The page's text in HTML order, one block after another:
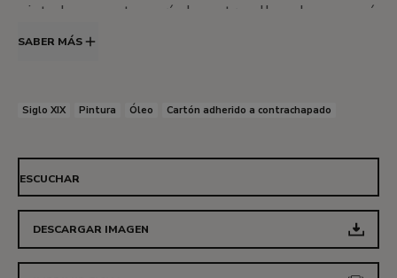
pintados en este período, entre ellos el que aquí
se comenta, parecen haber sido llevados a cabo al
embargo, no es naturalista. La intensa luz solar,
gradualmente hasta un punto de incandescencia
en el que se opera una mutación, y el tono local
se trasforma en color subjetivo». De hecho las
obras pintadas por Matisse durante este período
son generalmente descritas como «protofauves»,
SABER MÁS
Siglo XIX Pintura Óleo Cartón adherido a contrachapado
ESCUCHAR
DESCARGAR IMAGEN